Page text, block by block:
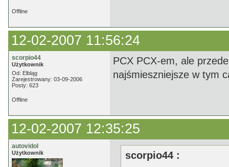
Offline
12-02-2007 11:56:24
scorpio44
Użytkownik
Od: Elbląg
Zarejestrowany: 03-09-2006
Posty: 623
PCX PCX-em, ale
najśmieszniejsze w tym
Offline
12-02-2007 12:35:25
autovidol
Użytkownik
scorpio44 :